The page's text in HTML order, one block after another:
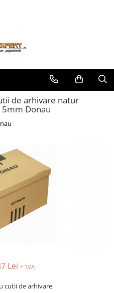
de arhivare natur
Donau
Lei + TVA
cutii de arhivare